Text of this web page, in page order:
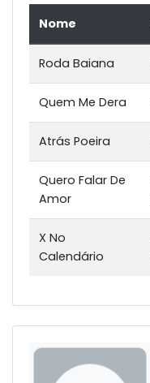
Nome
Roda Baiana
Quem Me Dera
Atrás Poeira
Quero Falar De
Amor
X No
Calendário